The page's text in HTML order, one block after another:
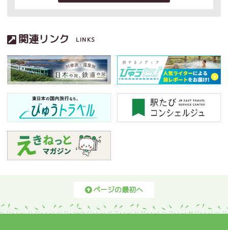
関連リンク LINKS
ページの最初へ